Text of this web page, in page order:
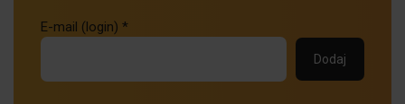
E-mail (login) *